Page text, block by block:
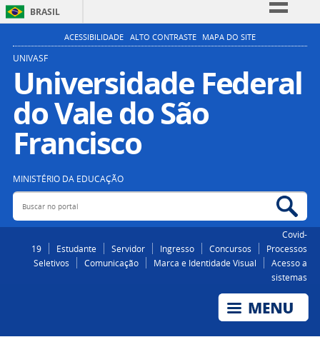
BRASIL
Simplifique!
Participe
Acesso à informação
Legislação
ACESSIBILIDADE ALTO CONTRASTE MAPA DO SITE
UNIVASF
Universidade Federal
do Vale do São
Francisco
MINISTÉRIO DA EDUCAÇÃO
Buscar no portal
Covid-
19
Estudante Servidor Ingresso Concursos
Processos
Seletivos
Comunicação Marca e Identidade Visual
Acesso a
sistemas